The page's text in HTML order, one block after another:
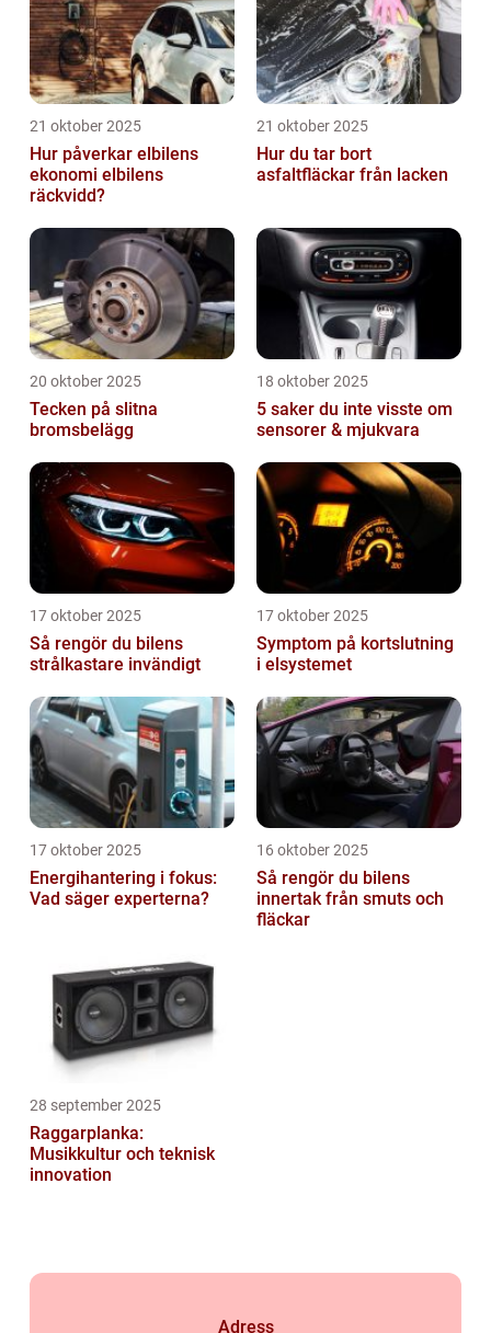
21 oktober 2025
Hur påverkar elbilens
ekonomi elbilens
räckvidd?
21 oktober 2025
Hur du tar bort
asfaltfläckar från lacken
20 oktober 2025
Tecken på slitna
bromsbelägg
18 oktober 2025
5 saker du inte visste om
sensorer & mjukvara
17 oktober 2025
Så rengör du bilens
strålkastare invändigt
17 oktober 2025
Symptom på kortslutning
i elsystemet
17 oktober 2025
Energihantering i fokus:
Vad säger experterna?
16 oktober 2025
Så rengör du bilens
innertak från smuts och
fläckar
28 september 2025
Raggarplanka:
Musikkultur och teknisk
innovation
Adress